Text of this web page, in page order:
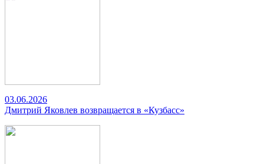
03.06.2026
Дмитрий Яковлев возвращается в «Кузбасс»